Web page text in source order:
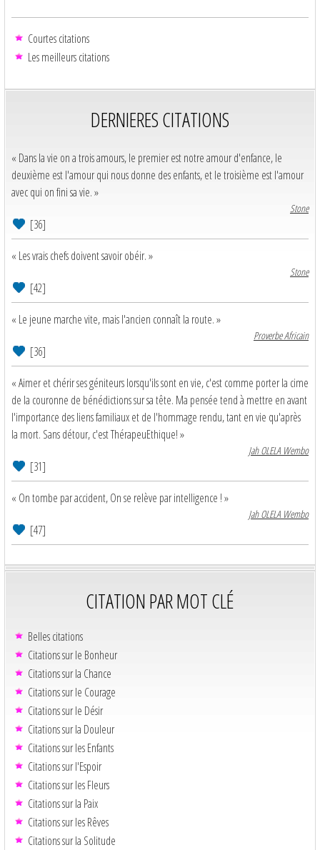
Courtes citations
Les meilleurs citations
DERNIERES CITATIONS
« Dans la vie on a trois amours, le premier est notre amour d'enfance, le
deuxième est l'amour qui nous donne des enfants, et le troisième est l'amour
avec qui on fini sa vie. »
Stone
[36]
« Les vrais chefs doivent savoir obéir. »
Stone
[42]
« Le jeune marche vite, mais l'ancien connaît la route. »
Proverbe Africain
[36]
« Aimer et chérir ses géniteurs lorsqu'ils sont en vie, c'est comme porter la cime
de la couronne de bénédictions sur sa tête. Ma pensée tend à mettre en avant
l'importance des liens familiaux et de l'hommage rendu, tant en vie qu'après
la mort. Sans détour, c'est ThérapeuEthique! »
Jah OLELA Wembo
[31]
« On tombe par accident, On se relève par intelligence ! »
Jah OLELA Wembo
[47]
CITATION PAR MOT CLÉ
Belles citations
Citations sur le Bonheur
Citations sur la Chance
Citations sur le Courage
Citations sur le Désir
Citations sur la Douleur
Citations sur les Enfants
Citations sur l'Espoir
Citations sur les Fleurs
Citations sur la Paix
Citations sur les Rêves
Citations sur la Solitude